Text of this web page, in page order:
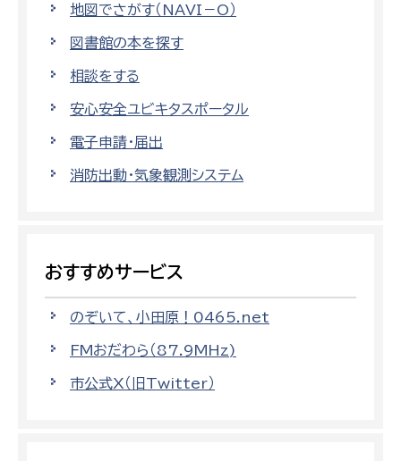
地図でさがす（NAVI－O）
図書館の本を探す
相談をする
安心安全ユビキタスポータル
電子申請・届出
消防出動・気象観測システム
おすすめサービス
のぞいて、小田原！0465.net
FMおだわら（87.9MHz)
市公式X（旧Twitter）